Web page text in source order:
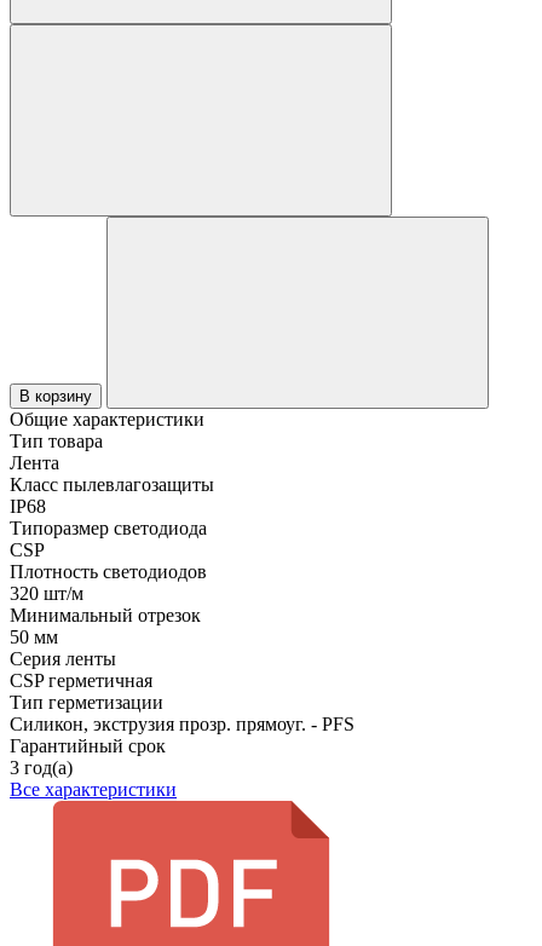
В корзину
Общие характеристики
Тип товара
Лента
Класс пылевлагозащиты
IP68
Типоразмер светодиода
CSP
Плотность светодиодов
320 шт/м
Минимальный отрезок
50 мм
Серия ленты
CSP герметичная
Тип герметизации
Силикон, экструзия прозр. прямоуг. - PFS
Гарантийный срок
3 год(а)
Все характеристики